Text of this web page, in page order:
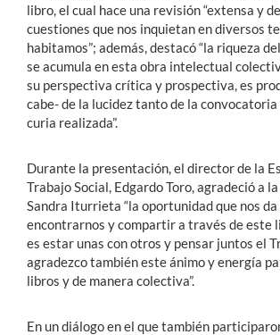
libro, el cual hace una revisión “extensa y
cuestiones que nos inquietan en diversos
habitamos”; además, destacó “la riqueza
se acumula en esta obra intelectual
su perspectiva crítica y prospectiva, es
cabe- de la lucidez tanto de la convocatoria
curia realizada”.
Durante la presentación, el director de la
Trabajo Social, Edgardo Toro, agradeció a
Sandra Iturrieta “la oportunidad que nos da
encontrarnos y compartir a través de este
es estar unas con otros y pensar juntos el
agradezco también este ánimo y energía
libros y de manera colectiva”.
En un diálogo en el que también